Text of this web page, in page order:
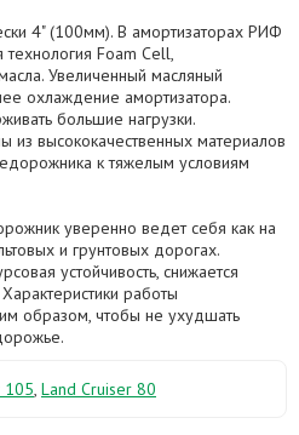
4" (100мм). В амортизаторах РИФ
Foam Cell,
Увеличенный масляный
охлаждение амортизатора.
большие нагрузки.
из высококачественных материалов
к тяжелым условиям
уверенно ведет себя как на
и грунтовых дорогах.
устойчивость, снижается
работы
образом, чтобы не ухудшать
105, Land Cruiser 80